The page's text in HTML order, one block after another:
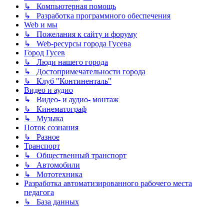
↳ Компьютерная помощь
↳ Разработка программного обеспечения
Web и мы
↳ Пожелания к сайту и форуму
↳ Web-ресурсы города Гусева
Город Гусев
↳ Люди нашего города
↳ Достопримечательности города
↳ Клуб "Континенталь"
Видео и аудио
↳ Видео- и аудио- монтаж
↳ Кинематограф
↳ Музыка
Поток сознания
↳ Разное
Транспорт
↳ Общественный транспорт
↳ Автомобили
↳ Мототехника
Разработка автоматизированного рабочего места
педагога
↳ База данных